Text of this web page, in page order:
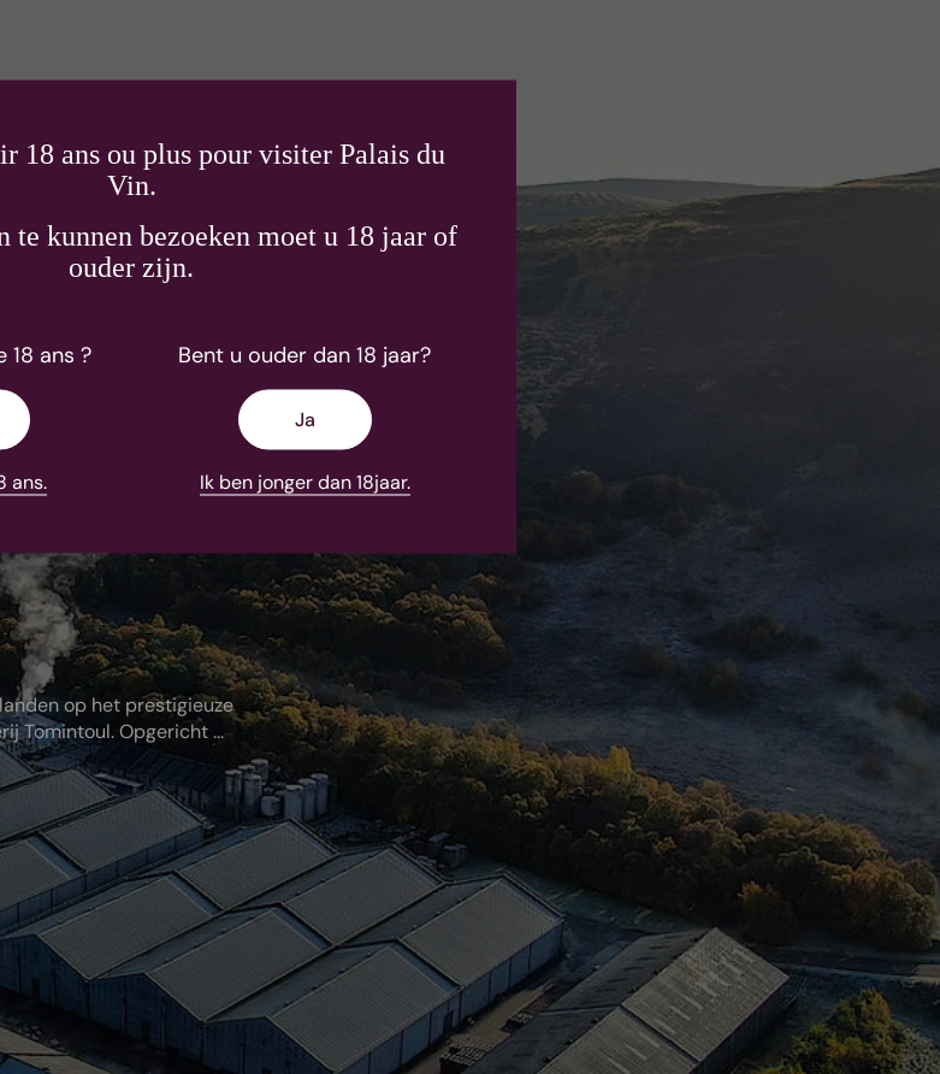
18 ans ou plus pour visiter Palais du
Vin.
te kunnen bezoeken moet u 18 jaar of
ouder zijn.
18 ans ?
ans.
Bent u ouder dan 18 jaar?
Ja
Ik ben jonger dan 18jaar.
op het prestigieuze
Tomintoul. Opgericht ...